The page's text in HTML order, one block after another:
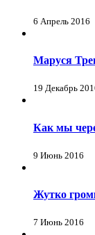
6 Апрель 2016
Маруся
19 Декабрь
Как мы
9 Июнь 2016
Жутко
7 Июнь 2016